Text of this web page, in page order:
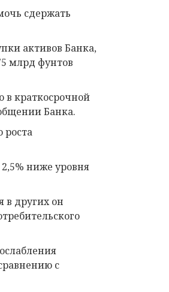
сдержать
активов Банка,
млрд фунтов
краткосрочной
Банка.
роста
ниже уровня
в других он
с